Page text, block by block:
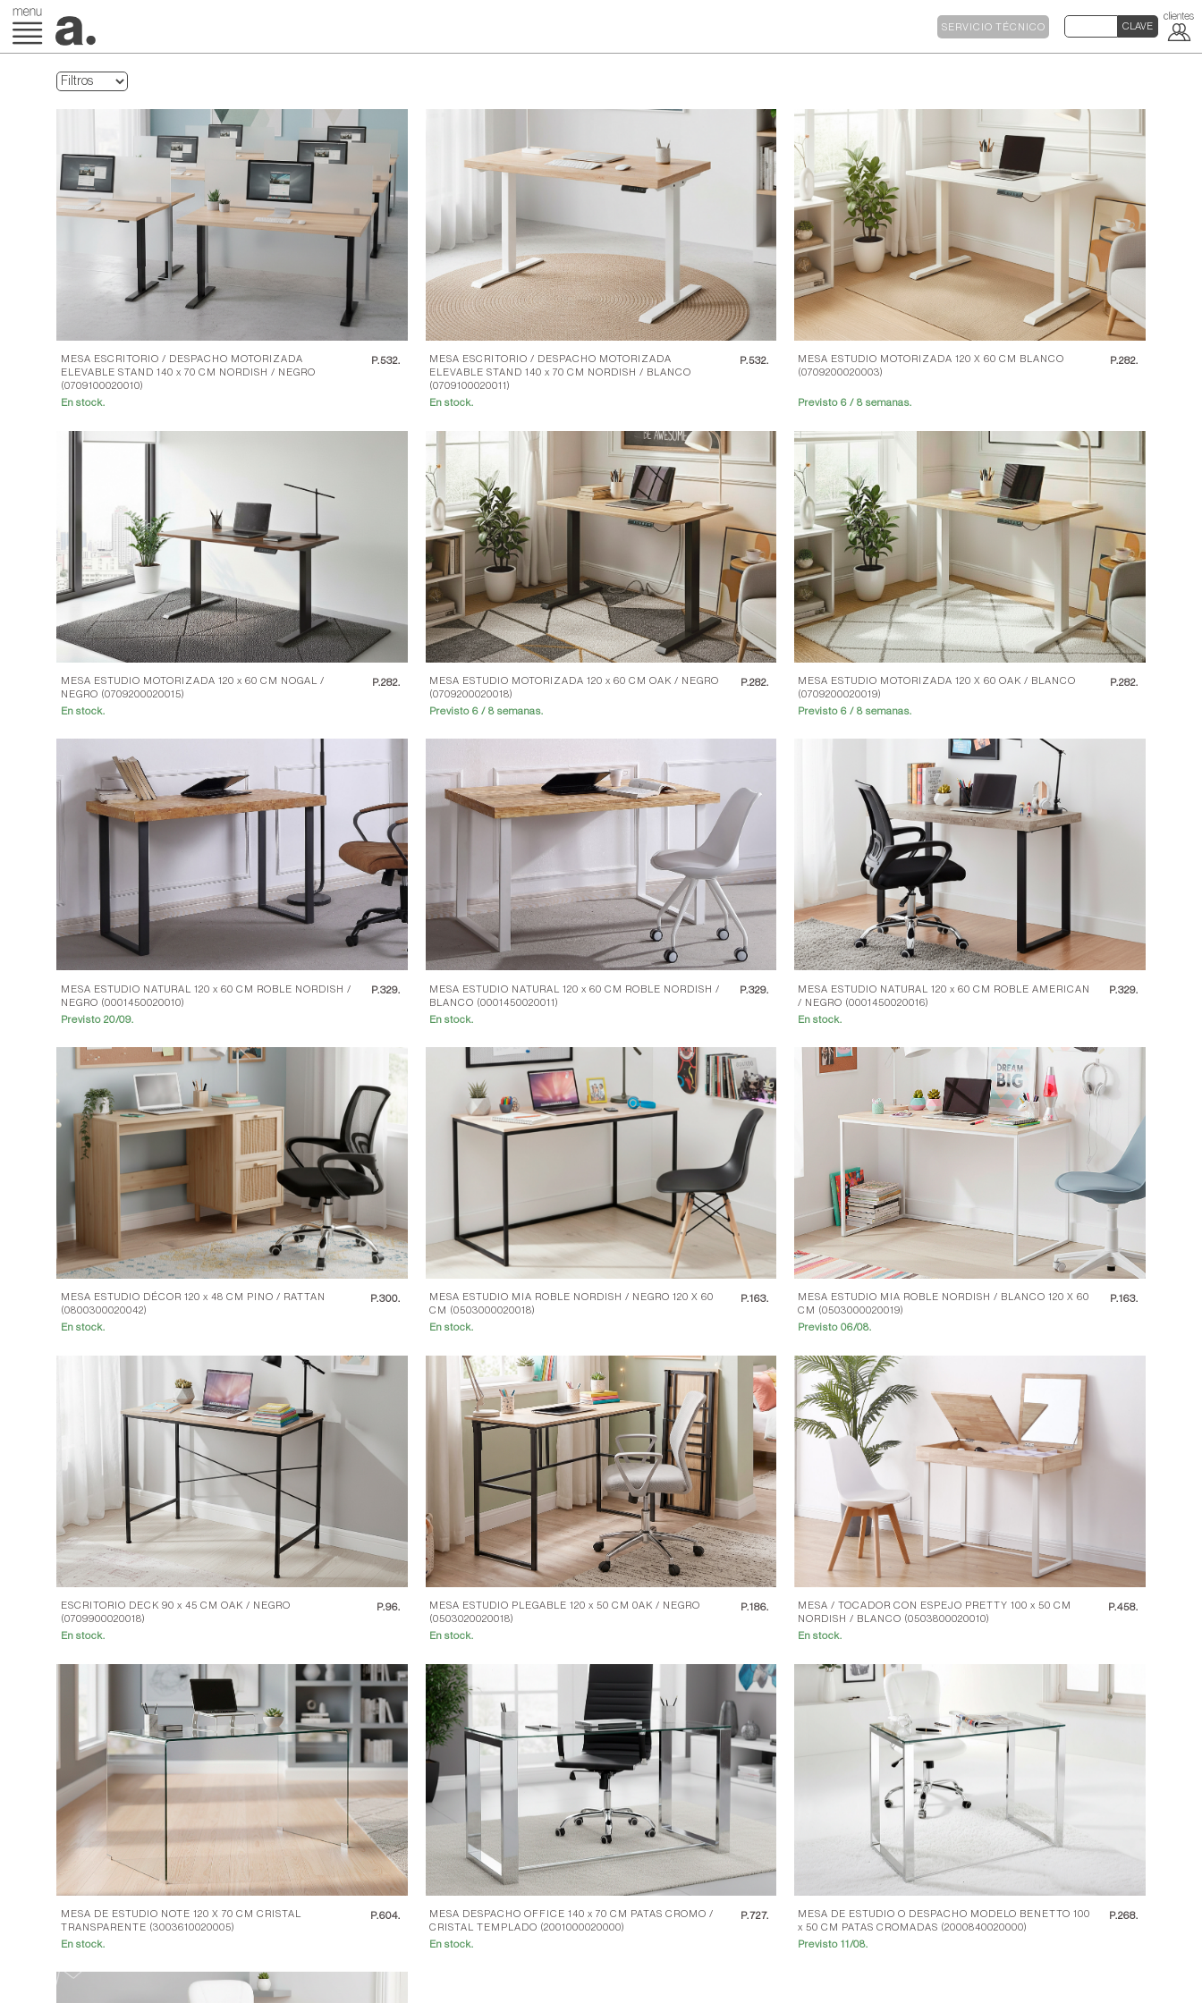
SERVICIO TÉCNICO
MESA ESCRITORIO / DESPACHO MOTORIZADA
ELEVABLE STAND 140 x 70 CM NORDISH / NEGRO
(0709100020010)
P.532.
En stock.
MESA ESCRITORIO / DESPACHO MOTORIZADA
ELEVABLE STAND 140 x 70 CM NORDISH / BLANCO
(0709100020011)
P.532.
En stock.
MESA ESTUDIO MOTORIZADA 120 X 60 CM BLANCO
(0709200020003)
P.282.
Previsto 6 / 8 semanas.
MESA ESTUDIO MOTORIZADA 120 x 60 CM NOGAL /
NEGRO (0709200020015)
P.282.
En stock.
MESA ESTUDIO MOTORIZADA 120 x 60 CM OAK / NEGRO
(0709200020018)
P.282.
Previsto 6 / 8 semanas.
MESA ESTUDIO MOTORIZADA 120 X 60 OAK / BLANCO
(0709200020019)
P.282.
Previsto 6 / 8 semanas.
MESA ESTUDIO NATURAL 120 x 60 CM ROBLE NORDISH /
NEGRO (0001450020010)
P.329.
Previsto 20/09.
MESA ESTUDIO NATURAL 120 x 60 CM ROBLE NORDISH /
BLANCO (0001450020011)
P.329.
En stock.
MESA ESTUDIO NATURAL 120 x 60 CM ROBLE AMERICAN
/ NEGRO (0001450020016)
P.329.
En stock.
MESA ESTUDIO DÉCOR 120 x 48 CM PINO / RATTAN
(0800300020042)
P.300.
En stock.
MESA ESTUDIO MIA ROBLE NORDISH / NEGRO 120 X 60
CM (0503000020018)
P.163.
En stock.
MESA ESTUDIO MIA ROBLE NORDISH / BLANCO 120 X 60
CM (0503000020019)
P.163.
Previsto 06/08.
ESCRITORIO DECK 90 x 45 CM OAK / NEGRO
(0709900020018)
P.96.
En stock.
MESA ESTUDIO PLEGABLE 120 x 50 CM 0AK / NEGRO
(0503020020018)
P.186.
En stock.
MESA / TOCADOR CON ESPEJO PRETTY 100 x 50 CM
NORDISH / BLANCO (0503800020010)
P.458.
En stock.
MESA DE ESTUDIO NOTE 120 X 70 CM CRISTAL
TRANSPARENTE (3003610020005)
P.604.
En stock.
MESA DESPACHO OFFICE 140 x 70 CM PATAS CROMO /
CRISTAL TEMPLADO (2001000020000)
P.727.
En stock.
MESA DE ESTUDIO O DESPACHO MODELO BENETTO 100
x 50 CM PATAS CROMADAS (2000840020000)
P.268.
Previsto 11/08.